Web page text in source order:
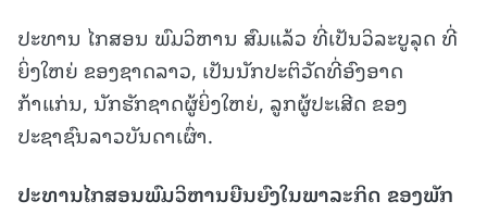
ປະທານ ໄກສອນ ພົມວິຫານ ສົມແລ້ວ ທີ່ເປັນວິລະບູລຸດ ທີ່
ຍິ່ງໃຫຍ່ ຂອງຊາດລາວ, ເປັນນັກປະຕິວັດທີ່ອົງອາດ
ກ້າແກ່ນ, ນັກຮັກຊາດຜູ້ຍິ່ງໃຫຍ່, ລູກຜູ້ປະເສີດ ຂອງ
ປະຊາຊົນລາວບັນດາເຜົ່າ.
ປະທານໄກສອນພົມວິຫານຍືນຍົງໃນພາລະກິດ ຂອງພັກ